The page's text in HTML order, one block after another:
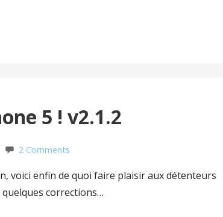
5 ! v2.1.2
2 Comments
voici enfin de quoi faire plaisir aux détenteurs
quelques corrections…